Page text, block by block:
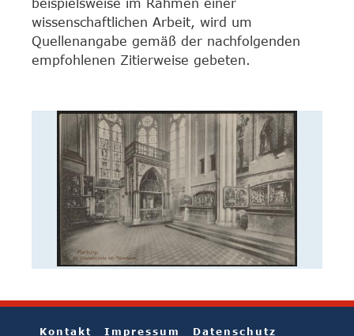
beispielsweise im Rahmen einer
wissenschaftlichen Arbeit, wird um
Quellenangabe gemäß der nachfolgenden
empfohlenen Zitierweise gebeten.
Kontakt Impressum Datenschutz